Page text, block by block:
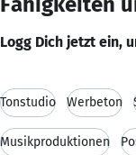
Logg Dich jetzt ein,
Tonstudio Werbeton
Musikproduktionen